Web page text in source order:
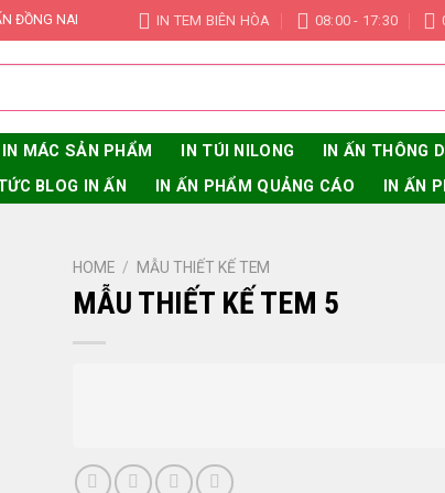
ĐỒNG NAI IN TEM BIÊN HÒA 08:00 - 17:30
IN MÁC SẢN PHẨM IN TÚI NILONG
IN ẤN THÔNG
BLOG IN ẤN IN ẤN PHẨM QUẢNG CÁO IN ẤN
HOME / MẪU THIẾT KẾ TEM
MẪU THIẾT KẾ TEM 5